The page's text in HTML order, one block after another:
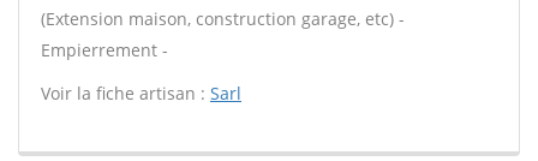
(Extension maison, construction garage, etc) -
Empierrement -
Voir la fiche artisan : Sarl